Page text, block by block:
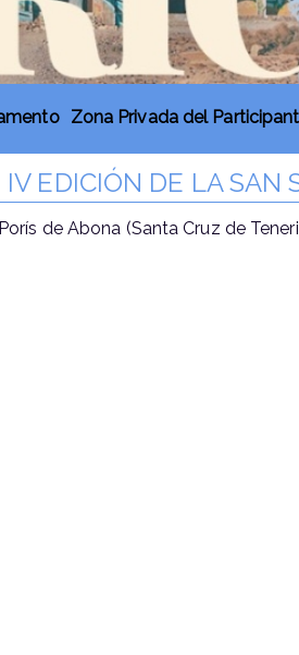
Zona Privada del
EDICIÓN DE LA SAN
de Abona (Santa Cruz de